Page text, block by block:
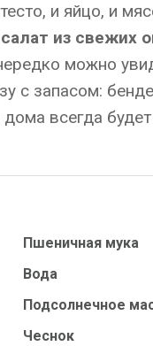
и яйцо, и
салат из свежих
можно
с запасом:
всегда будет
Пшеничная мука
Вода
Подсолнечное
Чеснок